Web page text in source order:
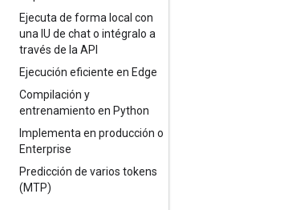
Ejecuta de forma local con
una IU de chat o intégralo a
través de la API
Ejecución eficiente en Edge
Compilación y
entrenamiento en Python
Implementa en producción o
Enterprise
Predicción de varios tokens
(MTP)